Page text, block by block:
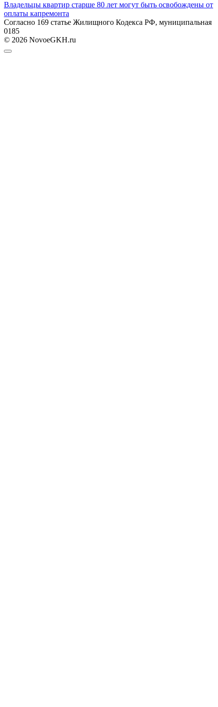
Владельцы квартир старше 80 лет могут быть освобождены от
оплаты капремонта
Согласно 169 статье Жилищного Кодекса РФ, муниципальная
0185
© 2026 NovoeGKH.ru